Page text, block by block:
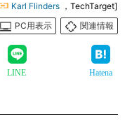
Karl Flinders ，TechTarget]
PC用表示
関連情報
LINE Hatena